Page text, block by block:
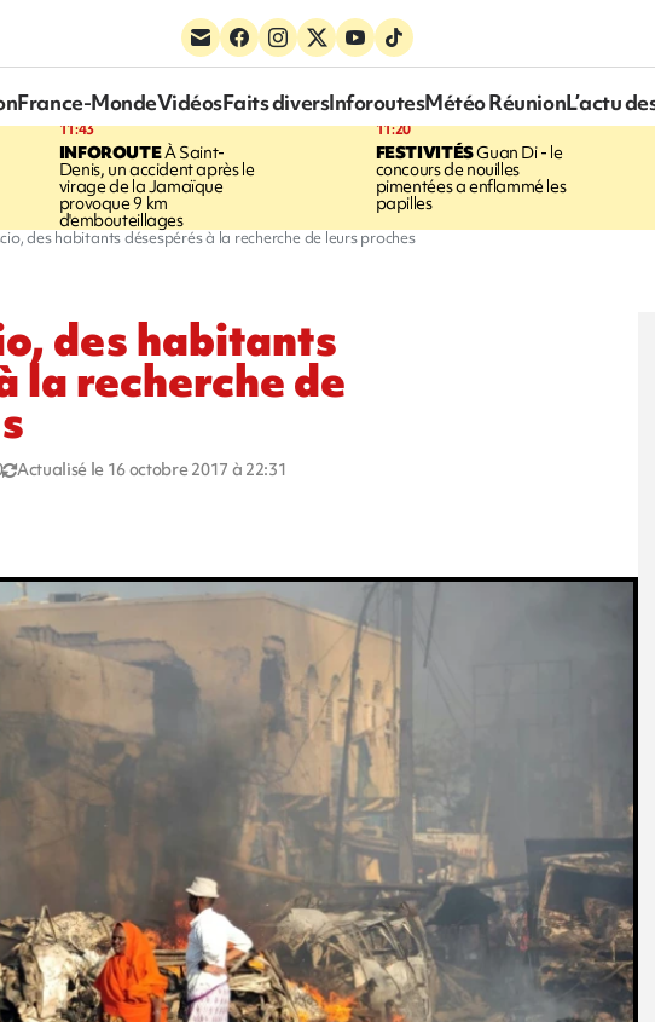
France-MondeVidéosFaits diversInforoutesMétéo RéunionL’actu
11:43
INFOROUTEÀ Saint-
Denis, un accident après le
virage de la Jamaïque
provoque 9 km
d'embouteillages
11:20
FESTIVITÉSGuan Di - le
concours de nouilles
pimentées a enflammé les
papilles
des habitants désespérés à la recherche de leurs proches
des habitants
la recherche de
Actualisé le 16 octobre 2017 à 22:31